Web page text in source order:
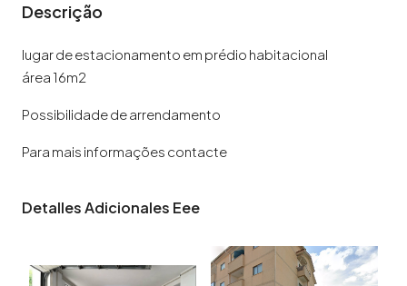
Descrição
lugar de estacionamento em prédio habitacional
área 16m2
Possibilidade de arrendamento
Para mais informações contacte
Detalles Adicionales Eee